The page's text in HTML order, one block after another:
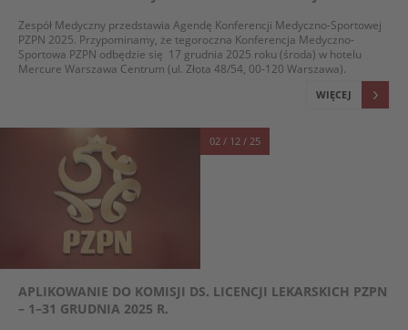
Zespół Medyczny przedstawia Agendę Konferencji Medyczno-Sportowej
PZPN 2025. Przypominamy, że tegoroczna Konferencja Medyczno-
Sportowa PZPN odbędzie się 17 grudnia 2025 roku (środa) w hotelu
Mercure Warszawa Centrum (ul. Złota 48/54, 00-120 Warszawa).
WIĘCEJ
02 / 12 / 25
APLIKOWANIE DO KOMISJI DS. LICENCJI LEKARSKICH PZPN
– 1–31 GRUDNIA 2025 R.